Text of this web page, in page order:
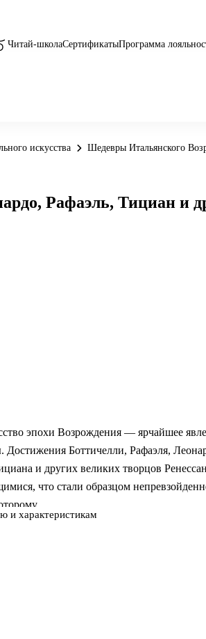
Читай-школаСертификатыПрограмма
искусства Шедевры Итальянского
эпохи Возрождения — ярчайшее
Достижения Боттичелли, Рафаэля,
и других великих творцов
что стали образцом
вплоть до нашего времени —
и характеристикам
Рафаэль, Тициан и